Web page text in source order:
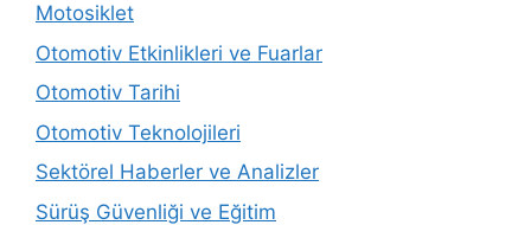
Motosiklet
Otomotiv Etkinlikleri ve Fuarlar
Otomotiv Tarihi
Otomotiv Teknolojileri
Sektörel Haberler ve Analizler
Sürüş Güvenliği ve Eğitim